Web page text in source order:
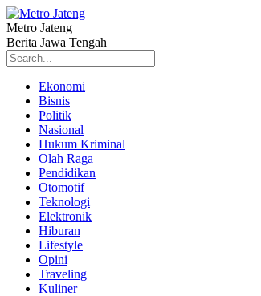
Metro Jateng
Berita Jawa Tengah
Ekonomi
Bisnis
Politik
Nasional
Hukum Kriminal
Olah Raga
Pendidikan
Otomotif
Teknologi
Elektronik
Hiburan
Lifestyle
Opini
Traveling
Kuliner